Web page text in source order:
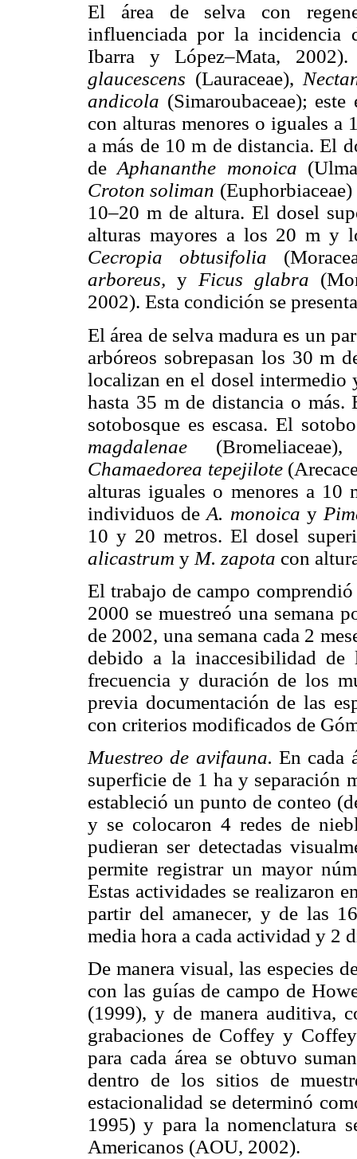
El área de selva con
influenciada por la incidencia
Ibarra y López–Mata,
glaucescens (Lauraceae),
andicola (Simaroubaceae);
con alturas menores o iguales
a más de 10 m de distancia. El
deAphananthe monoica
Croton soliman
10–20 m de altura. El dosel
alturas mayores a los 20 m y
Cecropia obtusifolia
arboreus, y Ficus glabra
2002). Esta condición se
El área de selva madura es un
arbóreos sobrepasan los 30 m
localizan en el dosel
hasta 35 m de distancia o
sotobosque es escasa. El
magdalenae
Chamaedorea tepejilote
alturas iguales o menores a 10
individuos deA. monoica y
10 y 20 metros. El dosel
alicastrum y M. zapota con
El trabajo de campo
2000 se muestreó una semana
de 2002, una semana cada 2
debido a la inaccesibilidad
frecuencia y duración de los
previa documentación de las
con criterios modificados de
Muestreo de avifauna. En cada
superficie de 1 ha y separación
estableció un punto de conteo
y se colocaron 4 redes de
pudieran ser detectadas
permite registrar un mayor
Estas actividades se realizaron
partir del amanecer, y de las
media hora a cada actividad y 2
De manera visual, las especies
con las guías de campo de
(1999), y de manera auditiva,
grabaciones de Coffey y
para cada área se obtuvo
dentro de los sitios de
estacionalidad se determinó
1995) y para la nomenclatura
Americanos (AOU, 2002).